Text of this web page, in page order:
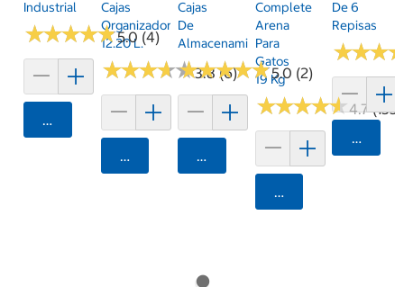
Industrial
★★★★★
★★★★★5.0 (4)
Agregar
Cajas
Organizadoras
12.20 L.
★★★★★
★★★★★3.8 (6)
Agregar
Cajas
De
Almacenamiento.
★★★★★
★★★★★5.0 (2)
Agregar
Complete
Arena
Para
Gatos
19 Kg
★★★★★
★★★★★4.7 (133)
Agregar
De 6
Repisas
★★★
★★★